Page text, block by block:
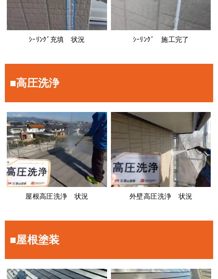
ｼｰﾘﾝｸﾞ充填 状況 ｼｰﾘﾝｸﾞ 施工完了
■高圧洗浄
屋根高圧洗浄 状況 外壁高圧洗浄 状況
■屋根塗装